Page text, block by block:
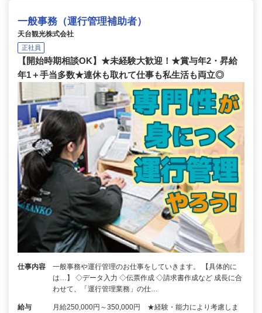
一般事務（運行管理補助者）
天台観光株式会社
正社員
【開始時期相談OK】★未経験大歓迎！★賞与年2・昇給
年1＋手当多数★連休も取れて仕事も私生活も両立◎
仕事内容
一般事務や運行管理のお仕事をしていきます。 【具体的に
は…】 ◇データ入力 ◇伝票作成 ◇請求書作成など 成長に合
わせて、「運行管理業務」の仕…
給与
月給250,000円～350,000円 ★経験・能力により考慮しま